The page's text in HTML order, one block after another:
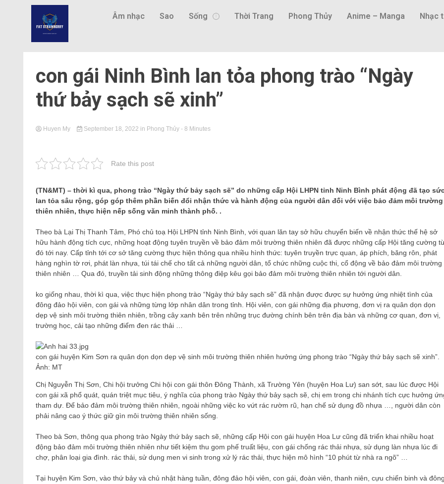
Âm nhạc Sao Sống Thời Trang Phong Thủy Anime – Manga Nhạc
con gái Ninh Bình lan tỏa phong trào “Ngày
thứ bảy sạch sẽ xinh”
Huyen My September 18, 2022 in Phong Thủy - 8 Minutes
Rate this post
(TN&MT) – thời kì qua, phong trào “Ngày thứ bảy sạch sẽ” do những cấp Hội LHPN tỉnh Ninh Bình phát động đã tạo
lan tỏa sâu rộng, góp góp thêm phần biến đổi nhận thức và hành động của người dân đối với việc bảo đảm môi trường
thiên nhiên, thực hiện nếp sống văn minh thành phố. .
Theo bà Lại Thị Thanh Tâm, Phó chủ toạ Hội LHPN tỉnh Ninh Bình, với quan lăn tay sở hữu chuyển biến về nhận thức thế hệ sở
hữu hành động tích cực, những hoạt động tuyên truyền về bảo đảm môi trường thiên nhiên đã được những cấp Hội tăng cường
đó tới nay. Cấp tỉnh tới cơ sở tăng cường thực hiện thông qua nhiều hình thức: tuyên truyền trực quan, áp phích, băng rôn, phát
hàng nghìn tờ rơi, phát làn nhựa, túi tái chế cho tất cả những người dân, tổ chức những cuộc thi, cổ động về bảo đảm môi trường
thiên nhiên … Qua đó, truyền tải sinh động những thông điệp kêu gọi bảo đảm môi trường thiên nhiên tới người dân.
ko giống nhau, thời kì qua, việc thực hiện phong trào “Ngày thứ bảy sạch sẽ” đã nhận được được sự hưởng ứng nhiệt tình của
đông đảo hội viên, con gái và những từng lớp nhân dân trong tỉnh. Hội viên, con gái những địa phương, đơn vị ra quân dọn dọn
dẹp vệ sinh môi trường thiên nhiên, trồng cây xanh bên trên những trục đường chính bên trên địa bàn và những cơ quan, đơn vị,
trường học, cải tạo những điểm đen rác thải …
con gái huyện Kim Sơn ra quân dọn dọn dẹp vệ sinh môi trường thiên nhiên hưởng ứng phong trào “Ngày thứ bảy sạch sẽ xinh”.
Ảnh: MT
Chị Nguyễn Thị Sơn, Chi hội trưởng Chi hội con gái thôn Đông Thành, xã Trường Yên (huyện Hoa Lư) san sớt, sau lúc được Hội
con gái xã phổ quát, quán triệt mục tiêu, ý nghĩa của phong trào Ngày thứ bảy sạch sẽ, chị em trong chi nhánh tích cực hưởng
tham dự. Để bảo đảm môi trường thiên nhiên, ngoài những việc ko vứt rác rườm rũ, hạn chế sử dụng đồ nhựa …, người dân còn
phải nâng cao ý thức giữ gìn môi trường thiên nhiên sống.
Theo bà Sơn, thông qua phong trào Ngày thứ bảy sạch sẽ, những cấp Hội con gái huyện Hoa Lư cũng đã triển khai nhiều hoạt
động bảo đảm môi trường thiên nhiên như tiết kiệm thu gom phế truất liệu, con gái chống rác thải nhựa, sử dụng làn nhựa lúc đi
chợ, phân loại gia đình. rác thải, sử dụng men vi sinh trong xử lý rác thải, thực hiện mô hình “10 phút từ nhà ra ngõ” …
Tại huyện Kim Sơn, vào thứ bảy và chủ nhật hàng tuần, đông đảo hội viên, con gái, đoàn viên, thanh niên, cựu chiến binh và